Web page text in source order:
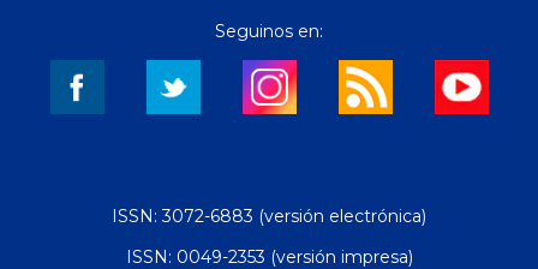
Seguinos en:
ISSN: 3072-6883 (versión electrónica)
ISSN: 0049-2353 (versión impresa)